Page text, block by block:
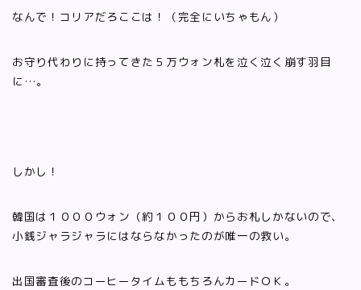
なんで！コリアだろここは！（完全にいちゃもん）
お守り代わりに持ってきた５万ウォン札を泣く泣く崩す羽目
に…。
しかし！
韓国は１０００ウォン（約１００円）からお札しかないので、
小銭ジャラジャラにはならなかったのが唯一の救い。
出国審査後のコーヒータイムももちろんカードＯＫ。